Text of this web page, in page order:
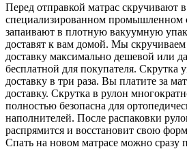
Перед отправкой матрас скручивают
специализированном промышленном
запаивают в плотную вакуумную
доставят к вам домой. Мы
доставку максимально дешевой или
бесплатной для покупателя. Скрутка
доставку в три раза. Вы платите за
доставку. Скрутка в рулон
полностью безопасна для
наполнителей. После распаковки
распрямится и восстановит свою
Спать на новом матрасе можно сразу